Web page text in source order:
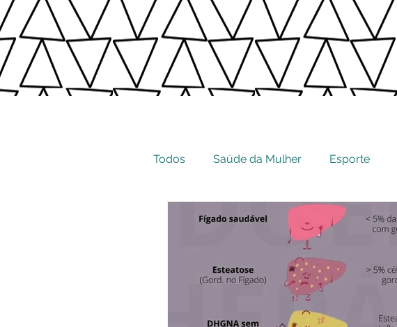
Todos Saúde da Mulher Esporte